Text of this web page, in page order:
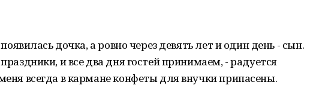
дочка, а ровно через девять лет и один день - сын.
и все два дня гостей принимаем, - радуется
всегда в кармане конфеты для внучки припасены.